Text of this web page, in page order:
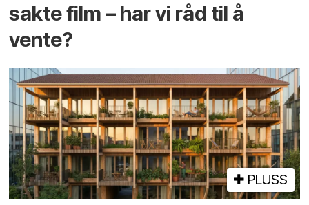
sakte film – har vi råd til å
vente?
PLUSS